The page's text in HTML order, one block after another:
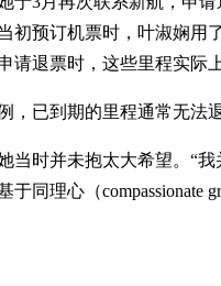
初预订机票时，叶淑娴用
请退票时，这些里程实际
，已到期的里程通常无法退
当时并未抱太大希望。“
于同理心（compassionate